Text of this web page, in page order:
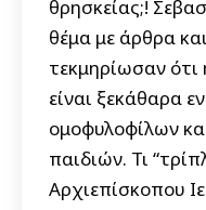
θρησκείας;!
θέμα με άρθρα
τεκμηρίωσαν ότι
είναι ξεκάθαρα
ομοφυλοφίλων
παιδιών. Τι
Αρχιεπίσκοπου